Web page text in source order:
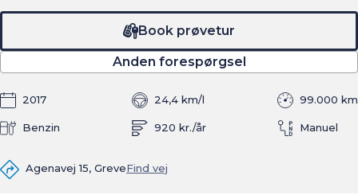
99.000 km
2017 24,4 km/l
920 kr./år
Benzin Manuel
Book prøvetur
Anden forespørgsel
Agenavej 15, GreveFind vej